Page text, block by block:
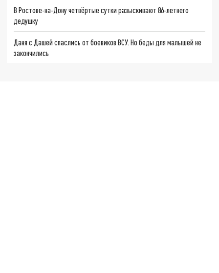
В Ростове-на-Дону четвёртые сутки разыскивают 86-летнего
дедушку
Даня с Дашей спаслись от боевиков ВСУ. Но беды для малышей не
закончились